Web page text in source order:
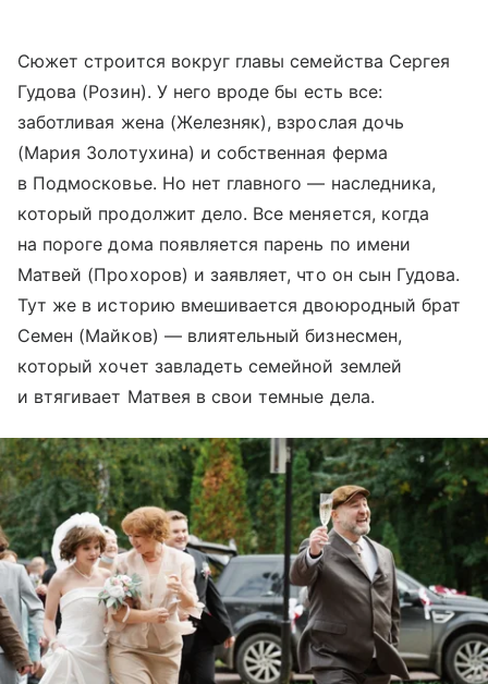
Сюжет строится вокруг главы семейства Сергея
Гудова (Розин). У него вроде бы есть все:
заботливая жена (Железняк), взрослая дочь
(Мария Золотухина) и собственная ферма
в Подмосковье. Но нет главного — наследника,
который продолжит дело. Все меняется, когда
на пороге дома появляется парень по имени
Матвей (Прохоров) и заявляет, что он сын Гудова.
Тут же в историю вмешивается двоюродный брат
Семен (Майков) — влиятельный бизнесмен,
который хочет завладеть семейной землей
и втягивает Матвея в свои темные дела.